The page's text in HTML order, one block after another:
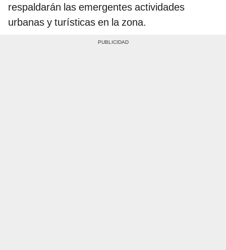
respaldarán las emergentes actividades
urbanas y turísticas en la zona.